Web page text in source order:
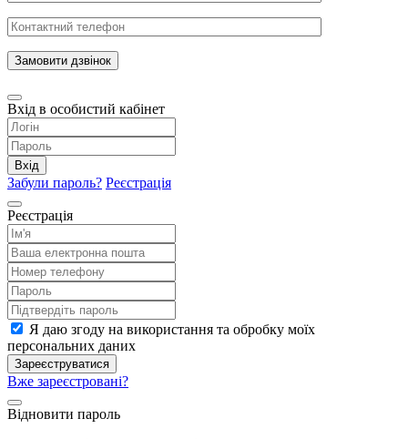
Замовити дзвінок
Вхід в особистий кабінет
Вхід
Забули пароль? Реєстрація
Реєстрація
Я даю згоду на використання та обробку моїх
персональних даних
Зареєструватися
Вже зареєстровані?
Відновити пароль